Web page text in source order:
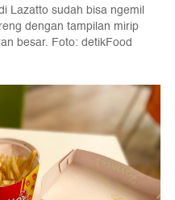
Lazatto sudah bisa ngemil
dengan tampilan mirip
besar. Foto: detikFood